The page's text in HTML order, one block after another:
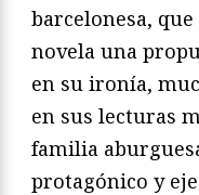
barcelonesa,
novela una
en su ironía,
en sus lecturas
familia
protagónico y